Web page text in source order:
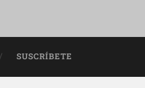
SUSCRÍBETE